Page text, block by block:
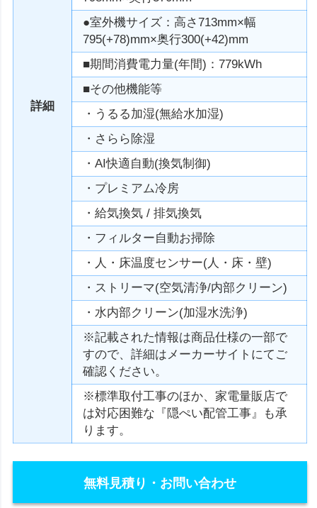
詳細
●室外機サイズ：高さ713mm×幅
795(+78)mm×奥行300(+42)mm
■期間消費電力量(年間)：779kWh
■その他機能等
・うるる加湿(無給水加湿)
・さらら除湿
・AI快適自動(換気制御)
・プレミアム冷房
・給気換気 / 排気換気
・フィルター自動お掃除
・人・床温度センサー(人・床・壁)
・ストリーマ(空気清浄/内部クリーン)
・水内部クリーン(加湿水洗浄)
※記載された情報は商品仕様の一部で
すので、詳細はメーカーサイトにてご
確認ください。
※標準取付工事のほか、家電量販店で
は対応困難な『隠ぺい配管工事』も承
ります。
無料見積り・お問い合わせ